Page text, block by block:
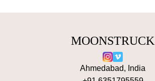
MOONSTRUCK
Ahmedabad, India